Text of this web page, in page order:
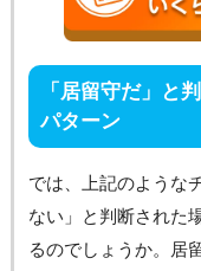
「居留守だ」と
パターン
では、上記のような
ない」と判断された
るのでしょうか。居